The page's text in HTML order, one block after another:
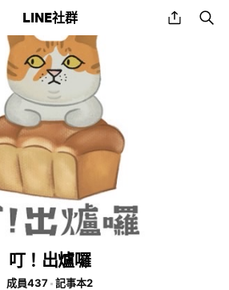
LINE社群 share
叮！出爐囉
成員437
記事本2